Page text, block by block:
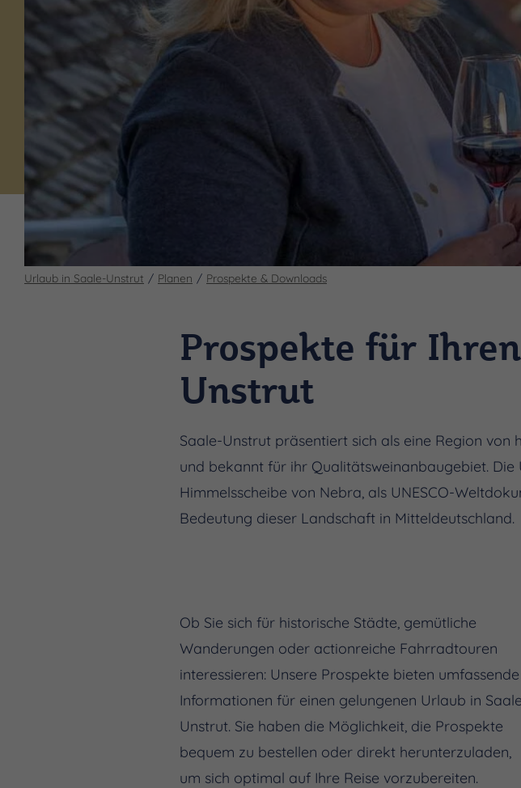
Urlaub in Saale-Unstrut Planen Prospekte & Downloads
Prospekte für
Unstrut
Saale-Unstrut präsentiert sich als eine Region
und bekannt für ihr Qualitätsweinanbaugebiet.
Himmelsscheibe von Nebra, als UNESCO-
Bedeutung dieser Landschaft in Mitteldeutschland.
Ob Sie sich für historische Städte, gemütliche
Wanderungen oder actionreiche Fahrradtouren
interessieren: Unsere Prospekte bieten umfassende
Informationen für einen gelungenen Urlaub in
Unstrut. Sie haben die Möglichkeit, die Prospekte
bequem zu bestellen oder direkt herunterzuladen,
um sich optimal auf Ihre Reise vorzubereiten.